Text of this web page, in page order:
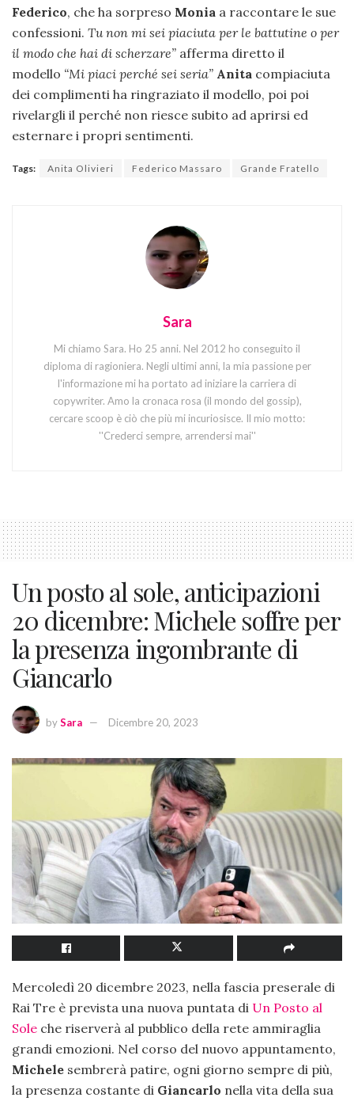
Federico, che ha sorpreso Monia a raccontare le sue
confessioni. Tu non mi sei piaciuta per le battutine o per
il modo che hai di scherzare” afferma diretto il
modello “Mi piaci perché sei seria” Anita compiaciuta
dei complimenti ha ringraziato il modello, poi poi
rivelargli il perché non riesce subito ad aprirsi ed
esternare i propri sentimenti.
Tags: Anita Olivieri Federico Massaro Grande Fratello
Sara
Mi chiamo Sara. Ho 25 anni. Nel 2012 ho conseguito il
diploma di ragioniera. Negli ultimi anni, la mia passione per
l'informazione mi ha portato ad iniziare la carriera di
copywriter. Amo la cronaca rosa (il mondo del gossip),
cercare scoop è ciò che più mi incuriosisce. Il mio motto:
''Crederci sempre, arrendersi mai''
Un posto al sole, anticipazioni
20 dicembre: Michele soffre per
la presenza ingombrante di
Giancarlo
bySara Dicembre 20, 2023
Mercoledì 20 dicembre 2023, nella fascia preserale di
Rai Tre è prevista una nuova puntata di Un Posto al
Sole che riserverà al pubblico della rete ammiraglia
grandi emozioni. Nel corso del nuovo appuntamento,
Michele sembrerà patire, ogni giorno sempre di più,
la presenza costante di Giancarlo nella vita della sua